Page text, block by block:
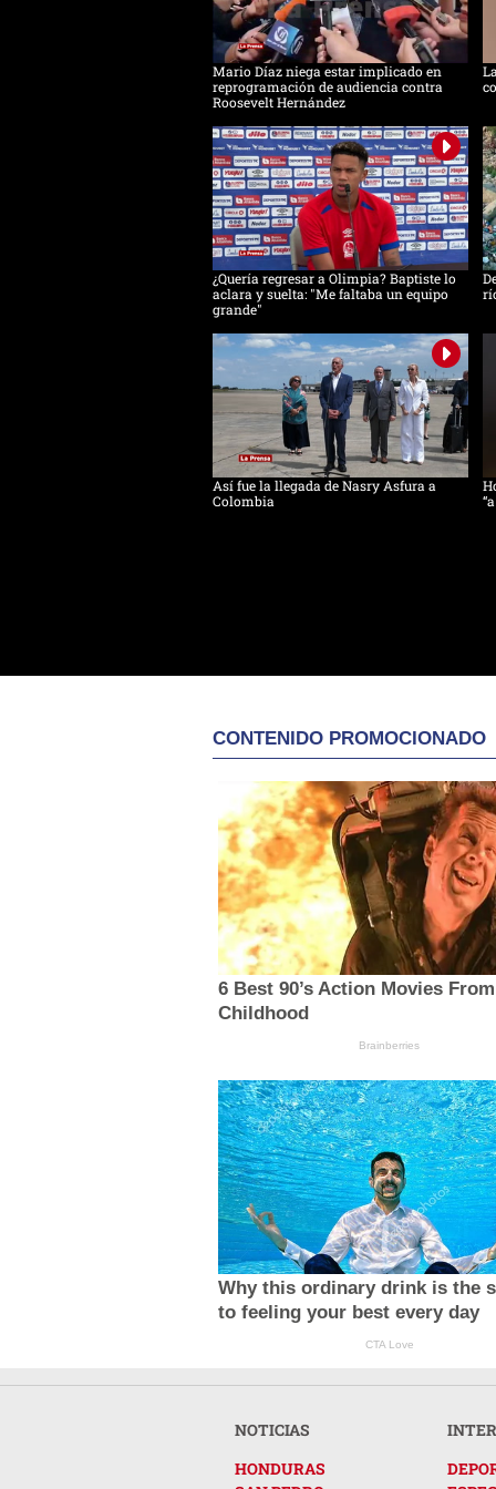
Mario Díaz niega estar implicado en
reprogramación de audiencia contra
Roosevelt Hernández
¿Quería regresar a Olimpia? Baptiste lo
aclara y suelta: "Me faltaba un equipo
grande"
Así fue la llegada de Nasry Asfura a
Colombia
CONTENIDO PROMOCIONADO
6 Best 90’s Action Movies
Childhood
Brainberries
Why this ordinary drink is the
to feeling your best every day
CTA Love
NOTICIAS
HONDURAS